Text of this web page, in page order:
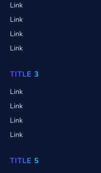
Link
Link
Link
Link
TITLE 3
Link
Link
Link
Link
TITLE 5